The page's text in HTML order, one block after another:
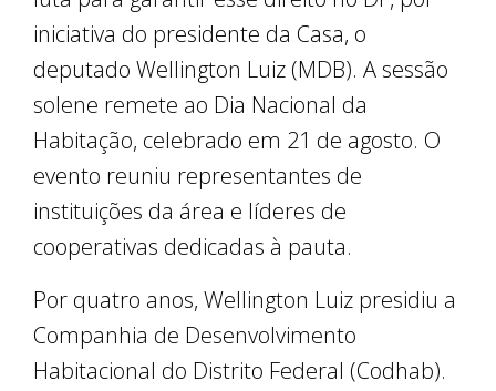
iniciativa do presidente da Casa, o
deputado Wellington Luiz (MDB). A sessão
solene remete ao Dia Nacional da
Habitação, celebrado em 21 de agosto. O
evento reuniu representantes de
instituições da área e líderes de
cooperativas dedicadas à pauta.
Por quatro anos, Wellington Luiz presidiu a
Companhia de Desenvolvimento
Habitacional do Distrito Federal (Codhab).